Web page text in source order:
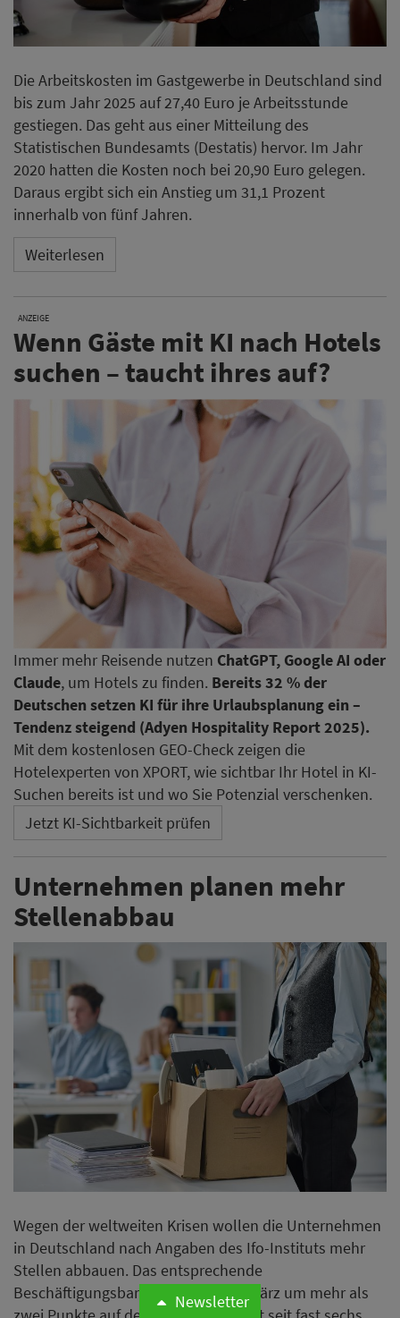
Die Arbeitskosten im Gastgewerbe in Deutschland sind
bis zum Jahr 2025 auf 27,40 Euro je Arbeitsstunde
gestiegen. Das geht aus einer Mitteilung des
Statistischen Bundesamts (Destatis) hervor. Im Jahr
2020 hatten die Kosten noch bei 20,90 Euro gelegen.
Daraus ergibt sich ein Anstieg um 31,1 Prozent
innerhalb von fünf Jahren.
Weiterlesen
ANZEIGE
Wenn Gäste mit KI nach Hotels
suchen – taucht ihres auf?
Immer mehr Reisende nutzen ChatGPT, Google AI oder
Claude, um Hotels zu finden. Bereits 32 % der
Deutschen setzen KI für ihre Urlaubsplanung ein –
Tendenz steigend (Adyen Hospitality Report 2025).
Mit dem kostenlosen GEO-Check zeigen die
Hotelexperten von XPORT, wie sichtbar Ihr Hotel in KI-
Suchen bereits ist und wo Sie Potenzial verschenken.
Jetzt KI-Sichtbarkeit prüfen
Unternehmen planen mehr
Stellenabbau
Wegen der weltweiten Krisen wollen die Unternehmen
in Deutschland nach Angaben des Ifo-Instituts mehr
Stellen abbauen. Das entsprechende
Beschäftigungsbarometer sank im März um mehr als
Newsletter